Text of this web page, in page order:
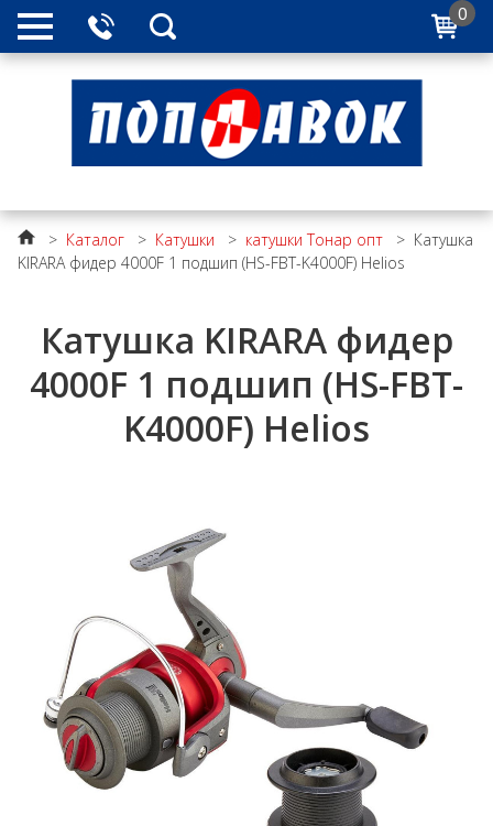
0
> Каталог > Катушки > катушки Тонар опт > Катушка
KIRARA фидер 4000F 1 подшип (HS-FBT-K4000F) Helios
Катушка KIRARA фидер
4000F 1 подшип (HS-FBT-
K4000F) Helios